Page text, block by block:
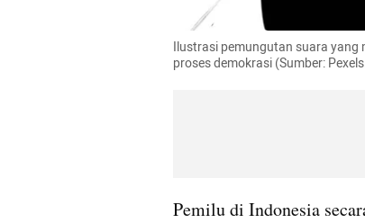
Ilustrasi pemungutan suara
proses demokrasi (Sumber:
Pemilu di Indonesia